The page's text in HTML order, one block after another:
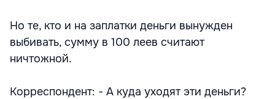
Но те, кто и на заплатки деньги вынужден
выбивать, сумму в 100 леев считают
ничтожной.
Корреспондент: - А куда уходят эти деньги?